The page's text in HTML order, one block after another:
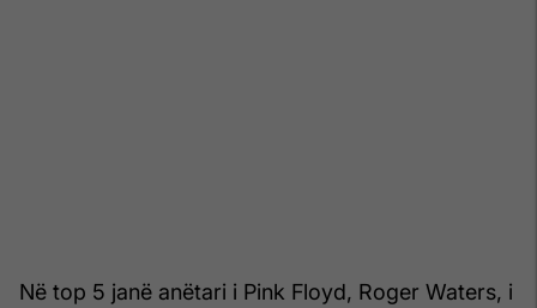
Në top 5 janë anëtari i Pink Floyd, Roger Waters, i